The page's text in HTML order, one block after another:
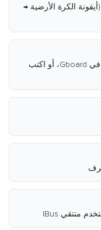
الكرة الأرضية →
استخدم لوحة مفاتيح الرموز التعبيرية في Gboard، أو اكتب